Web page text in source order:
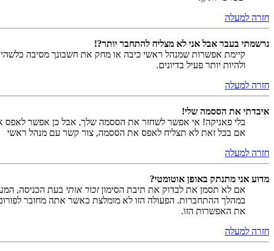
חזרה למעלה
נרשמתי בעבר אבל אני לא מצליח להתחבר יותר?!
קיימת אפשרות שמנהל ראשי כיבה או מחק את חשבונך מסיבה
ולהיות יותר פעיל בדיונים.
חזרה למעלה
איבדתי את הססמה שלי!
בלי פאניקה! אי אפשר לשחזר את הססמה שלך, אבל כן אפשר לאפס
אם בכל זאת לא תצליח לאפס את הססמה, צור קשר עם מנהל ראשי
חזרה למעלה
מדוע אני מתנתק באופן אוטומטי?
אם לא תסמן את לבדוק את תיבת הסימוןזכור אותי בעת הכניסה,
במהלך ההתחברות. הפעולה הזו לא מומלצת כאשר אתה מחובר
את האפשרות הזו.
חזרה למעלה